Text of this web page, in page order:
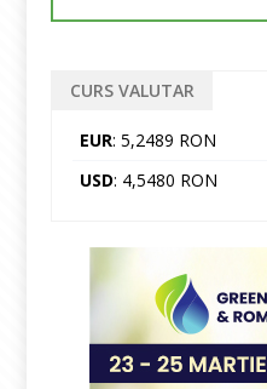
CURS VALUTAR
EUR: 5,2489 RON
USD: 4,5480 RON